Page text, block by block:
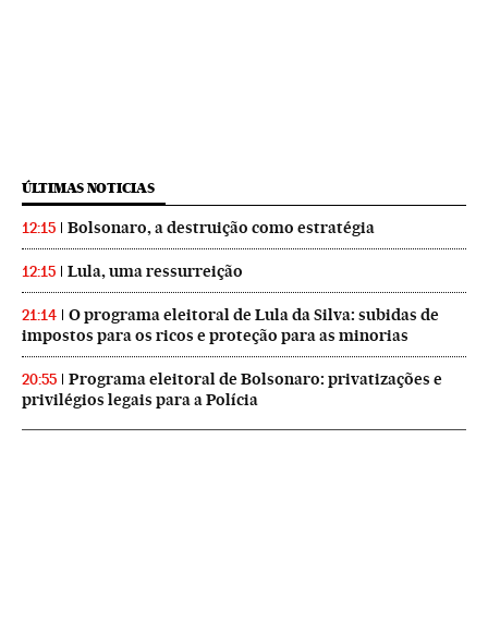
ÚLTIMAS NOTICIAS
12:15 Bolsonaro, a destruição como estratégia
12:15 Lula, uma ressurreição
21:14
O programa eleitoral de Lula da Silva: subidas de
impostos para os ricos e proteção para as minorias
20:55
Programa eleitoral de Bolsonaro: privatizações e
privilégios legais para a Polícia